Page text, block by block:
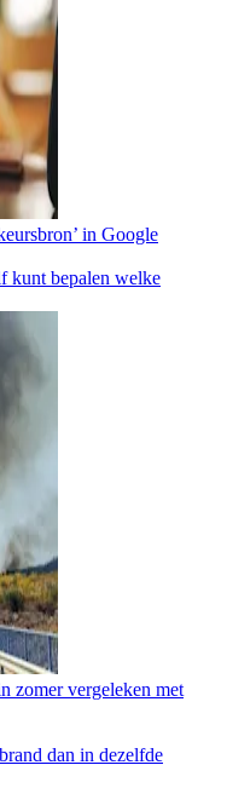
in Google
kunt bepalen welke
zomer vergeleken met
dan in dezelfde